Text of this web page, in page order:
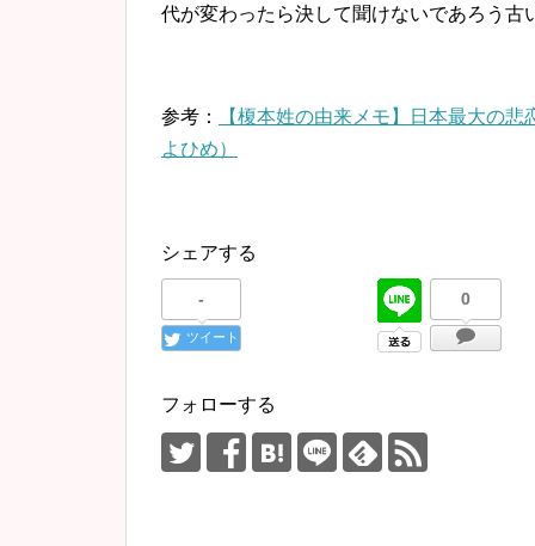
代が変わったら決して聞けないであろう古
参考：
【榎本姓の由来メモ】日本最大の
よひめ）
シェアする
-
ツイート
0
フォローする